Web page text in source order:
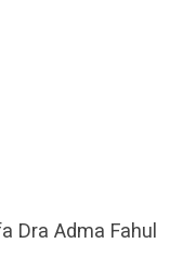
Dra Adma Fahul